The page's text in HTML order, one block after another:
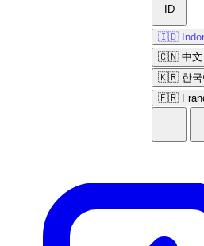
ID
🇮🇩
🇨🇳 中文
🇰🇷 한국
🇫🇷